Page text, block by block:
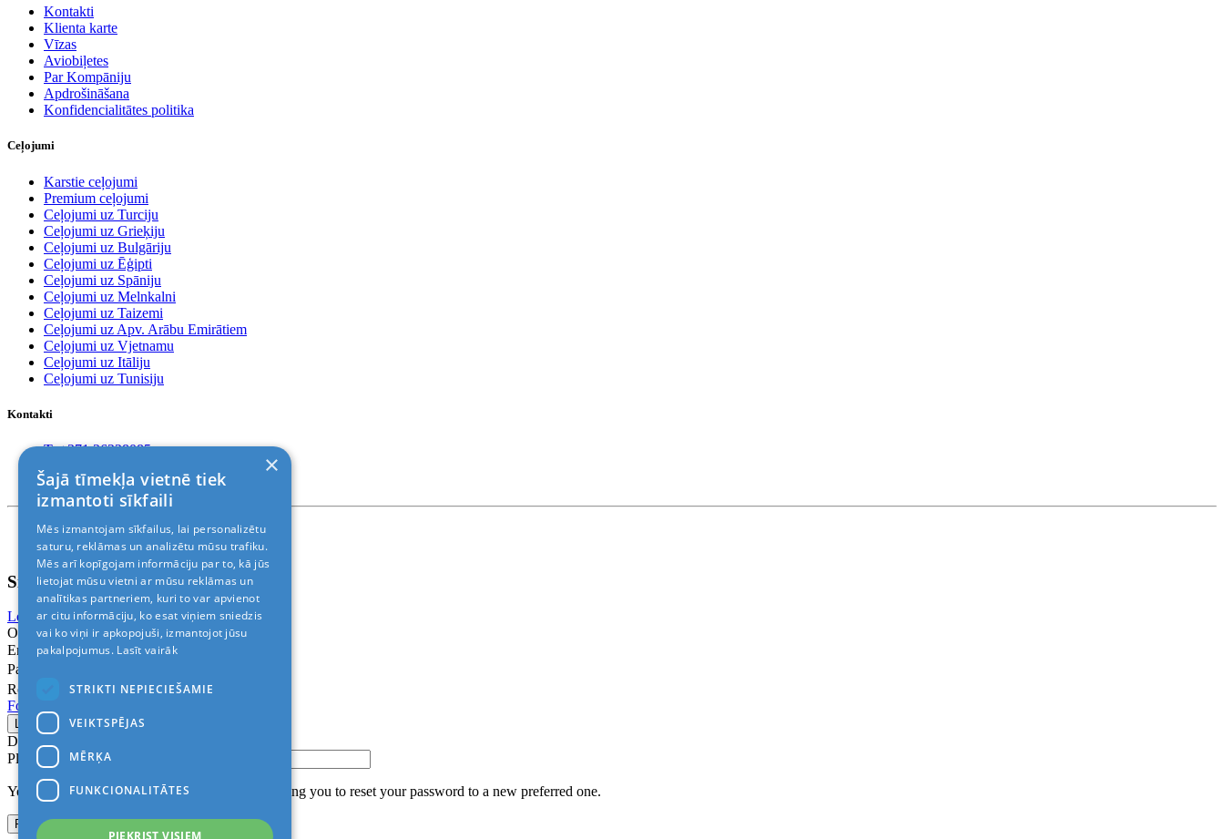
Kontakti
Klienta karte
Vīzas
Aviobiļetes
Par Kompāniju
Apdrošināšana
Konfidencialitātes politika
Ceļojumi
Karstie ceļojumi
Premium ceļojumi
Ceļojumi uz Turciju
Ceļojumi uz Grieķiju
Ceļojumi uz Bulgāriju
Ceļojumi uz Ēģipti
Ceļojumi uz Spāniju
Ceļojumi uz Melnkalni
Ceļojumi uz Taizemi
Ceļojumi uz Apv. Arābu Emirātiem
Ceļojumi uz Vjetnamu
Ceļojumi uz Itāliju
Ceļojumi uz Tunisiju
Kontakti
T. +371 26228085
Rīga, Kr.Barona 88
Nosacījumi un atrunas
© 2011-2026> «ALANI SIA»
Sign In
Login with Facebook Login with Google
Or
Email
Password
Remember me
Forgot Password?
Don’t have an account?
Please confirm login email below
You will receive an email containing a link allowing you to reset your password to a new preferred one.
×
Šajā tīmekļa vietnē tiek
izmantoti sīkfaili
Mēs izmantojam sīkfailus, lai personalizētu
saturu, reklāmas un analizētu mūsu trafiku.
Mēs arī kopīgojam informāciju par to, kā jūs
lietojat mūsu vietni ar mūsu reklāmas un
analītikas partneriem, kuri to var apvienot
ar citu informāciju, ko esat viņiem sniedzis
vai ko viņi ir apkopojuši, izmantojot jūsu
pakalpojumus. Lasīt vairāk
STRIKTI NEPIECIEŠAMIE
VEIKTSPĒJAS
MĒRĶA
FUNKCIONALITĀTES
PIEKRIST VISIEM